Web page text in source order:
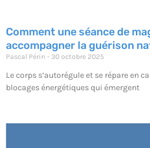
Comment une séance de
accompagner la guérison
Pascal Périn 30 octobre 2025
Le corps s’autorégule et se répare en
blocages énergétiques qui émergent